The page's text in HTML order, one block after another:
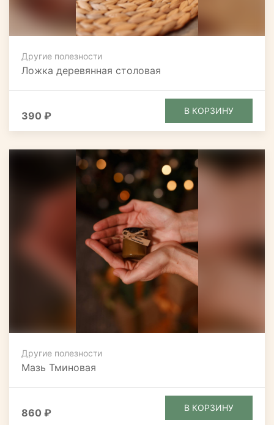
Другие полезности
Ложка деревянная столовая
390 ₽ В КОРЗИНУ
Другие полезности
Мазь Тминовая
860 ₽ В КОРЗИНУ